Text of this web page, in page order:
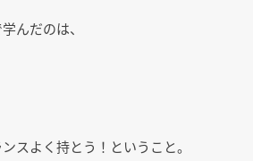
んだのは、
スよく持とう！ということ。